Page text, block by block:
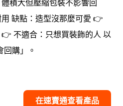
積大但壓縮包裝不影響回
缺點：造型沒那麼可愛 👉
不適合：只想買裝飾的人 以
回購」。
在速賣通查看產品